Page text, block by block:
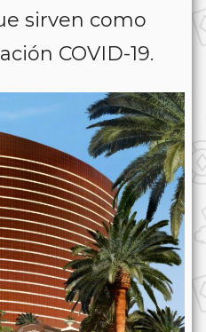
sirven como
COVID-19.